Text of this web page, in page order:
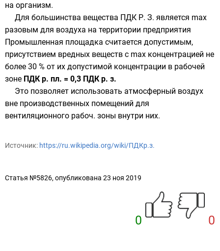
на организм.
Для большинства вещества ПДК Р. З. является max
разовым для воздуха на территории предприятия
Промышленная площадка считается допустимым,
присутствием вредных веществ с max концентрацией не
более 30 % от их допустимой концентрации в рабочей
зоне ПДК р. пл. = 0,3 ПДК р. з.
Это позволяет использовать атмосферный воздух
вне производственных помещений для
вентиляционного рабоч. зоны внутри них.
Источник: https://ru.wikipedia.org/wiki/ПДКр.з.
Статья №5826, опубликована 23 ноя 2019
0 0